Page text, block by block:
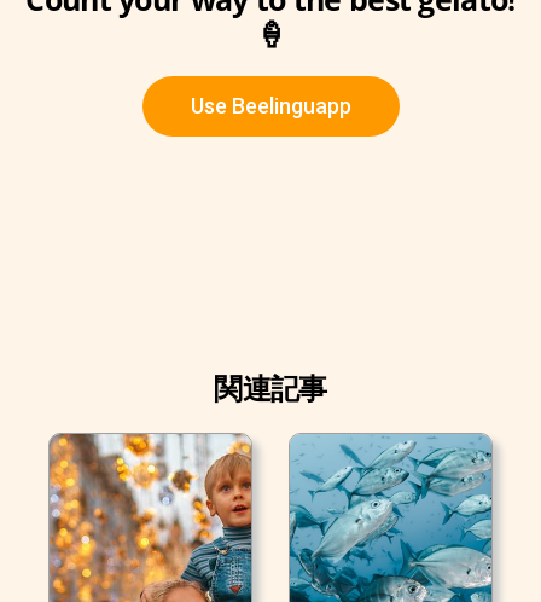
🍦
Use Beelinguapp
関連記事